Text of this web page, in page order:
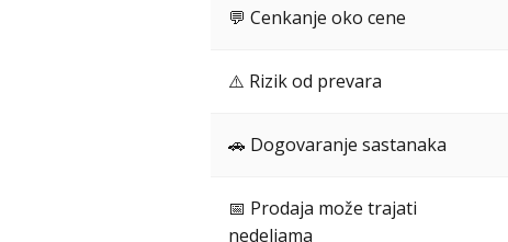
💬 Cenkanje oko cene
⚠️ Rizik od prevara
🚗 Dogovaranje sastanaka
📅 Prodaja može trajati
nedeljama